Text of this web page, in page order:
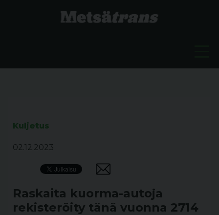
Kuljetus
02.12.2023
Raskaita kuorma-autoja
rekisteröity tänä vuonna 2714